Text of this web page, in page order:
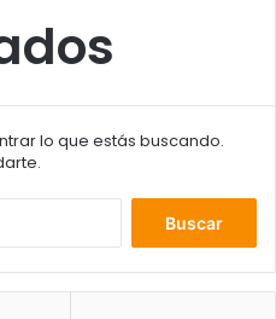
lo que estás buscando.